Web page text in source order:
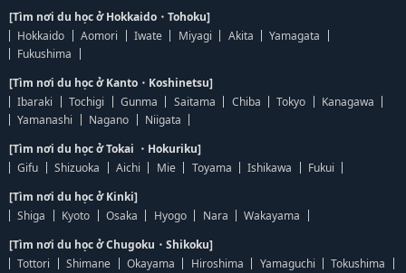
[Tìm nơi du học ở Hokkaido・Tohoku]
Hokkaido
Aomori Iwate Miyagi Akita
Yamagata
Fukushima
[Tìm nơi du học ở Kanto・Koshinetsu]
Ibaraki
Tochigi Gunma Saitama Chiba Tokyo
Kanagawa
Yamanashi
Nagano
Niigata
[Tìm nơi du học ở Tokai ・Hokuriku]
Gifu
Shizuoka Aichi Mie Toyama Ishikawa
Fukui
[Tìm nơi du học ở Kinki]
Shiga
Kyoto Osaka Hyogo Nara
Wakayama
[Tìm nơi du học ở Chugoku・Shikoku]
Tottori
Shimane Okayama Hiroshima Yamaguchi
Tokushima